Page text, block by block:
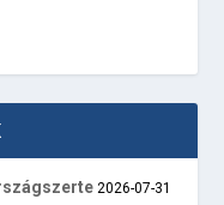
2026-07-31